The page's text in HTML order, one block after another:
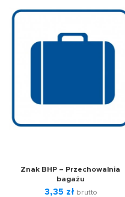
Znak BHP – Przechowalnia
bagażu
3,35 zł brutto